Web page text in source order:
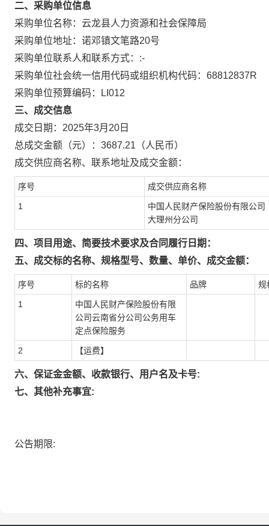
二、采购单位信息
采购单位名称： 云龙县人力资源和社会保障局
采购单位地址： 诺邓镇文笔路20号
采购单位联系人和联系方式： :-
采购单位社会统一信用代码或组织机构代码： 68812837R
采购单位预算编码：
LI012
三、成交信息
成交日期： 2025年3月20日
总成交金额（元）： 3687.21 （人民币）
成交供应商名称、联系地址及成交金额：
序号 成交供应商名称
1
中国人民财产保险股份有限公司
大理州分公司
四、项目用途、简要技术要求及合同履行日期：
五、成交标的名称、规格型号、数量、单价、成交金额：
序号 标的名称 品牌 规
1
中国人民财产保险股份有限
公司云南省分公司公务用车
定点保险服务
2 【运费】
六、保证金金额、收款银行、用户名及卡号:
七、其他补充事宜:
公告期限: